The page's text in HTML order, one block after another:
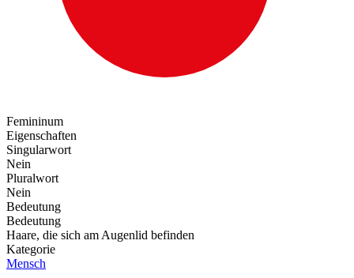
Femininum
Eigenschaften
Singularwort
Nein
Pluralwort
Nein
Bedeutung
Bedeutung
Haare, die sich am Augenlid befinden
Kategorie
Mensch